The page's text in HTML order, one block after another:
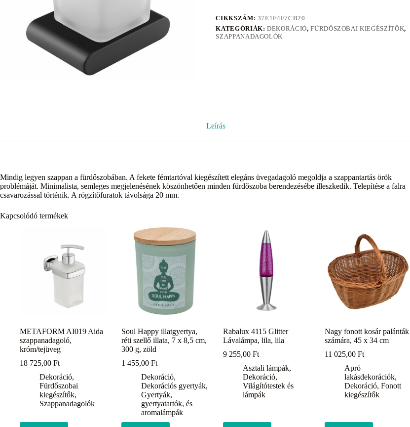
CIKKSZÁM: 37E1F4F7CB20
KATEGÓRIÁK:DEKORÁCIÓ,FÜRDŐSZOBAI KIEGÉSZÍTŐK,
SZAPPANADAGOLÓK
Leírás
Mindig legyen szappan a fürdőszobában. A fekete fémtartóval kiegészített elegáns üvegadagoló megoldja a szappantartás örök
problémáját. Minimalista, semleges megjelenésének köszönhetően minden fürdőszoba berendezésébe illeszkedik. Telepítése a falra
csavarozással történik. A rögzítőfuratok távolsága 20 mm.
Kapcsolódó termékek
METAFORM AI019 Aida
szappanadagoló,
króm/tejüveg
18 725,00 Ft
Dekoráció,
Fürdőszobai
kiegészítők,
Szappanadagolók
Soul Happy illatgyertya,
réti szellő illata, 7 x 8,5 cm,
300 g, zöld
1 455,00Ft
Dekoráció,
Dekorációs gyertyák,
Gyertyák,
gyertyatartók, és
aromalámpák
Rabalux 4115 Glitter
Lávalámpa, lila, lila
9 255,00Ft
Asztali lámpák,
Dekoráció,
Világítótestek és
lámpák
Nagy fonott kosár palánták
számára, 45 x 34 cm
11 025,00Ft
Apró
lakásdekorációk,
Dekoráció,Fonott
kiegészítők